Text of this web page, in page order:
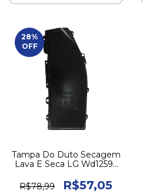
28%
OFF
Tampa Do Duto Secagem
Lava E Seca LG Wd12596
R$78,99
R$57,05